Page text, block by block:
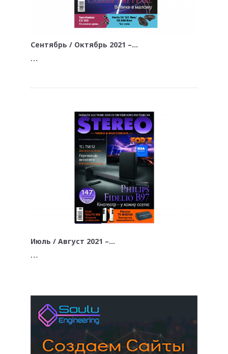
Сентябрь / Октябрь 2021 –…
…
Июль / Август 2021 –…
…